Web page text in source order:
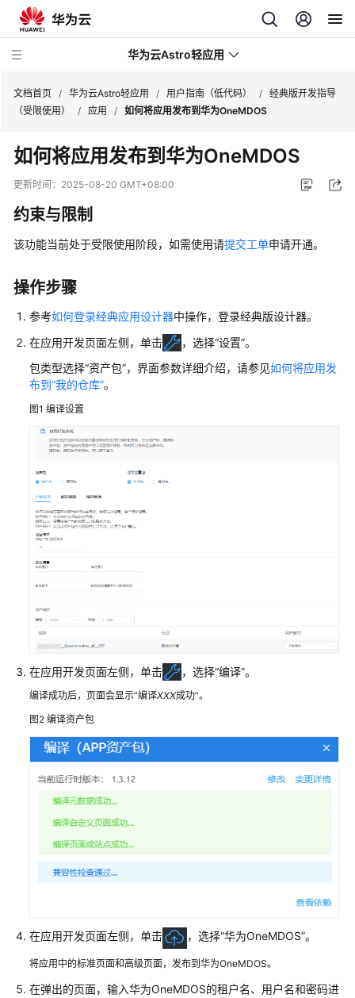
华为云Astro轻应用
最
新
动
品
绍
计
费
明
快
用
户
指
（低
代
云
Astro
应
用
低
代
码
流
程
IAM
使
文档首页 / 华为云Astro轻应用 / 用户指南（低代码） / 经典版开发指导
（受限使用）
/ 应用 / 如何将应用发布到华为OneMDOS
如何将应用发布到华为OneMDOS
更新时间： 2025-08-20 GMT+08:00
约束与限制
该功能当前处于受限使用阶段，如需使用请提交工单申请开通。
操作步骤
参考如何登录经典应用设计器中操作，登录经典版设计器。
在应用开发页面左侧，单击
，选择“设置”。
包类型选择“资产包”，界面参数详细介绍，请参见如何将应用发
布到“我的仓库”。
图1 编译设置
在应用开发页面左侧，单击 ，选择“编译”。
编译成功后，页面会显示“编译XXX成功”。
图2 编译资产包
在应用开发页面左侧，单击 ，选择“华为OneMDOS”。
将应用中的标准页面和高级页面，发布到华为OneMDOS。
在弹出的页面，输入华为OneMDOS的租户名、用户名和密码进